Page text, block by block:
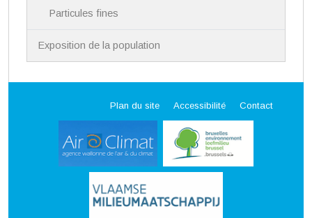
Particules fines
Exposition de la population
Plan du site Accessibilité Contact